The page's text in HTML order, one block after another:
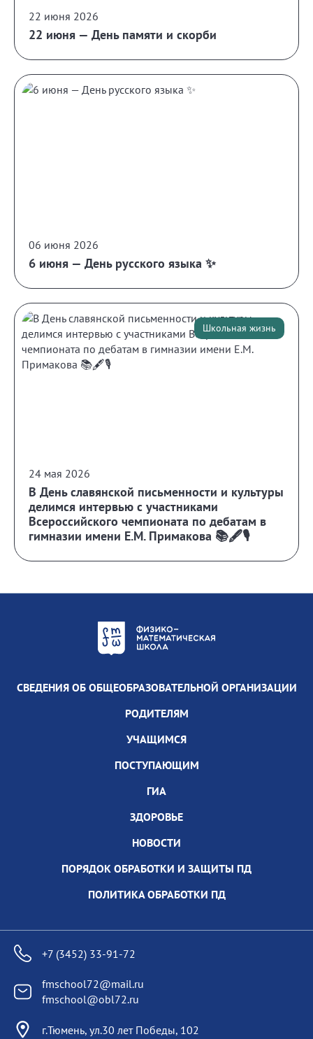
22 июня 2026
22 июня — День памяти и скорби
06 июня 2026
6 июня — День русского языка ✨
Школьная жизнь
24 мая 2026
В День славянской письменности и культуры
делимся интервью с участниками
Всероссийского чемпионата по дебатам в
гимназии имени Е.М. Примакова 📚🖋️🎙️
СВЕДЕНИЯ ОБ ОБЩЕОБРАЗОВАТЕЛЬНОЙ ОРГАНИЗАЦИИ
РОДИТЕЛЯМ
УЧАЩИМСЯ
ПОСТУПАЮЩИМ
ГИА
ЗДОРОВЬЕ
НОВОСТИ
ПОРЯДОК ОБРАБОТКИ И ЗАЩИТЫ ПД
ПОЛИТИКА ОБРАБОТКИ ПД
+7 (3452) 33-91-72
fmschool72@mail.ru
fmschool@obl72.ru
г.Тюмень, ул.30 лет Победы, 102